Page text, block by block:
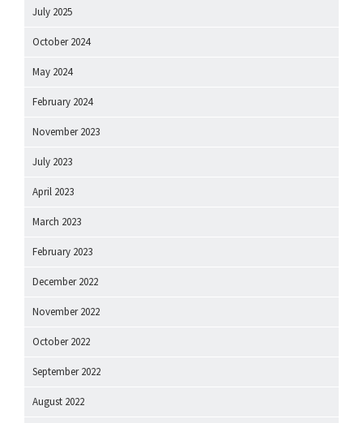
July 2025
October 2024
May 2024
February 2024
November 2023
July 2023
April 2023
March 2023
February 2023
December 2022
November 2022
October 2022
September 2022
August 2022